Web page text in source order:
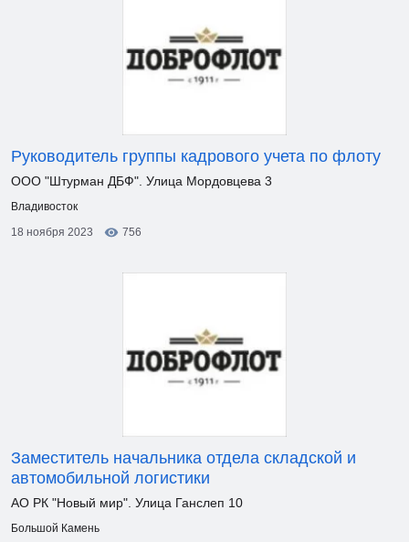
Руководитель группы кадрового учета по флоту
ООО "Штурман ДБФ". Улица Мордовцева 3
Владивосток
18 ноября 2023
756
Заместитель начальника отдела складской и
автомобильной логистики
АО РК "Новый мир". Улица Ганслеп 10
Большой Камень